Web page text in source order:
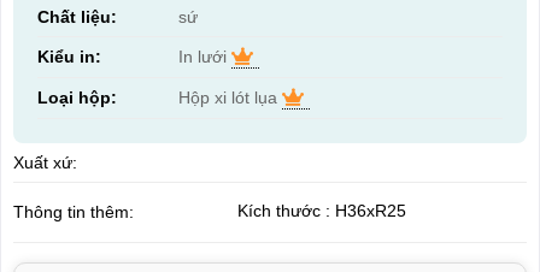
Chất liệu: sứ
Kiểu in: In lưới
Loại hộp: Hộp xi lót lụa
Xuất xứ:
Thông tin thêm: Kích thước : H36xR25